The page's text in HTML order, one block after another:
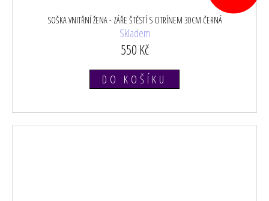
SOŠKA VNITŘNÍ ŽENA - ZÁŘE ŠTĚSTÍ S CITRÍNEM 30CM ČERNÁ
Skladem
550 Kč
DO KOŠÍKU